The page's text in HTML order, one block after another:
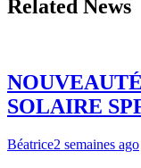
Related News
SOLAIRE
Béatrice2 semaines ago